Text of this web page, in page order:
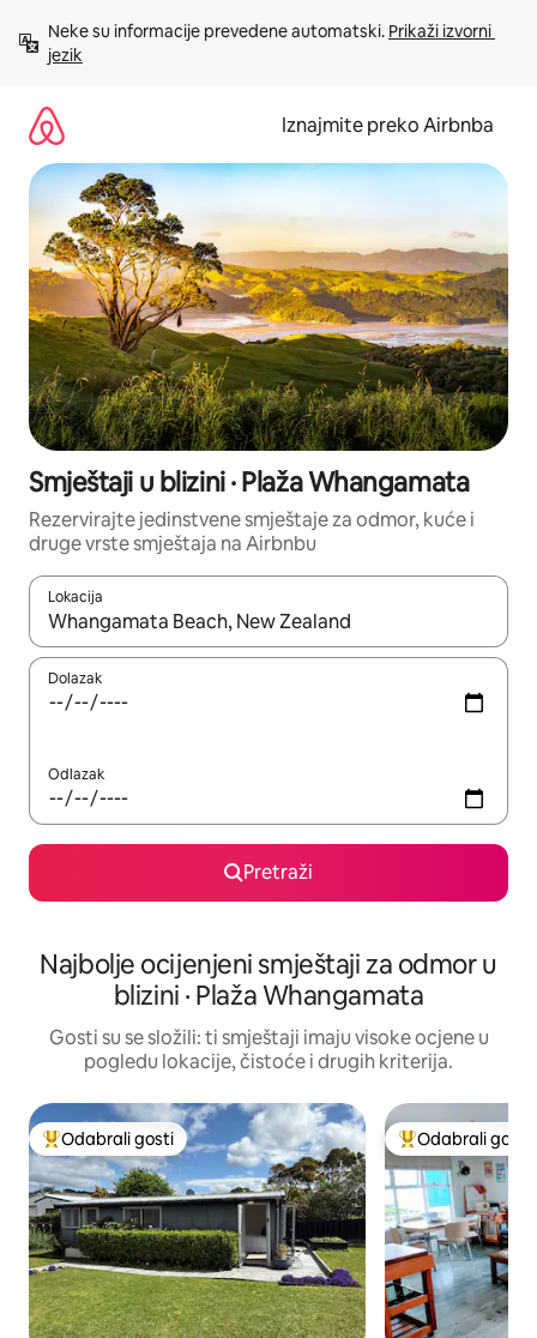
sadržaj
Neke su informacije prevedene automatski. Prikaži izvorni
jezik
Iznajmite preko Airbnba
Smještaji u blizini · Plaža Whangamata
Rezervirajte jedinstvene smještaje za odmor, kuće i
druge vrste smještaja na Airbnbu
Lokacija
Kada budu dostupni rezultati, moći ćete ih pregledati
Dolazak
Odlazak
Pretraži
Najbolje ocijenjeni smještaji za odmor u
blizini · Plaža Whangamata
Gosti su se složili: ti smještaji imaju visoke ocjene u
pogledu lokacije, čistoće i drugih kriterija.
Među najviše rangiranima s oznakom „Odabrali gosti”
Odabrali gosti Među najviše
Odabrali gosti